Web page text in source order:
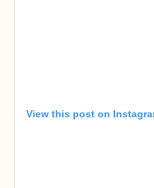
View this post on